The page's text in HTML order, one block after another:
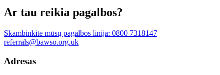
Ar tau reikia pagalbos?
Skambinkite mūsų pagalbos linija: 0800 7318147
referrals@bawso.org.uk
Adresas